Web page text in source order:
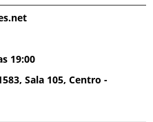
19:00
Sala 105, Centro -